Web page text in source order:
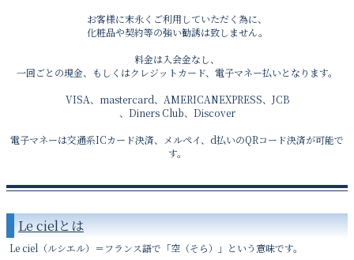
お客様に末永くご利用していただく為に、
化粧品や契約等の強い勧誘は致しません。
料金は入会金なし、
一回ごとの現金、もしくはクレジットカード、電子マネー払いとなります。
VISA、mastercard、AMERICANEXPRESS、JCB
、Diners Club、Discover
電子マネーは交通系ICカード決済、メルペイ、d払いのQRコード決済が可能で
す。
Le cielとは
Le ciel（ルシエル）＝フランス語で「空（そら）」という意味です。